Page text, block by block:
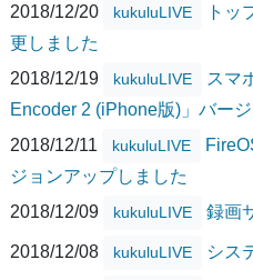
2018/12/20
kukuluLIVE
トッ
更しました
2018/12/19
kukuluLIVE
スマ
Encoder 2 (iPhone版)」バー
2018/12/11
kukuluLIVE
ジョンアップしました
2018/12/09
kukuluLIVE 録画
2018/12/08 kukuluLIVE シス